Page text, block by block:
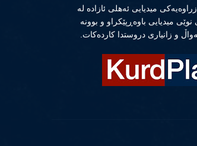
میدیایی ئەهلی ئازادە لە
نوێی میدیایی باوەڕپێكراو و بوونە
و زانیاری دروستدا كاردەكات.